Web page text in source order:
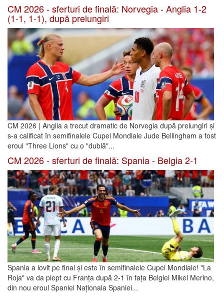
CM 2026 - sferturi de finală: Norvegia - Anglia 1-2
(1-1, 1-1), după prelungiri
CM 2026 | Anglia a trecut dramatic de Norvegia după prelungiri și
s-a calificat în semifinalele Cupei Mondiale Jude Bellingham a fost
eroul "Three Lions" cu o "dublă"...
CM 2026 - sferturi de finală: Spania - Belgia 2-1
Spania a lovit pe final și este în semifinalele Cupei Mondiale! "La
Roja" va da piept cu Franța după 2-1 în fața Belgiei Mikel Merino,
din nou eroul Spaniei Naționala Spaniei...